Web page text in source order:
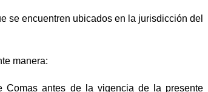
se encuentren ubicados en la jurisdicción del
manera:
Comas antes de la vigencia de la presente